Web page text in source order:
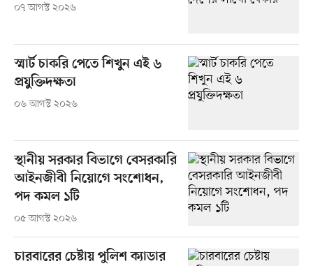
০৭ আগস্ট ২০২৬
স্মার্ট চাকরি পেতে শিখুন এই ৬
প্রযুক্তিদক্ষতা
০৬ আগস্ট ২০২৬
স্থানীয় সরকার বিভাগে বেসরকারি
আইনজীবী নিয়োগে সংশোধন,
পদ কমল ১টি
০৫ আগস্ট ২০২৬
চারবারের চেষ্টায় পুলিশ ক্যাডার